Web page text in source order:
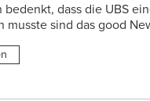
bedenkt, dass die UBS
musste sind das good